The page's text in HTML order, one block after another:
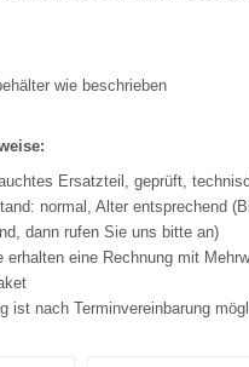
wie beschrieben
Ersatzteil, geprüft,
normal, Alter entsprechend
dann rufen Sie uns bitte an)
erhalten eine Rechnung mit
ist nach Terminvereinbarung